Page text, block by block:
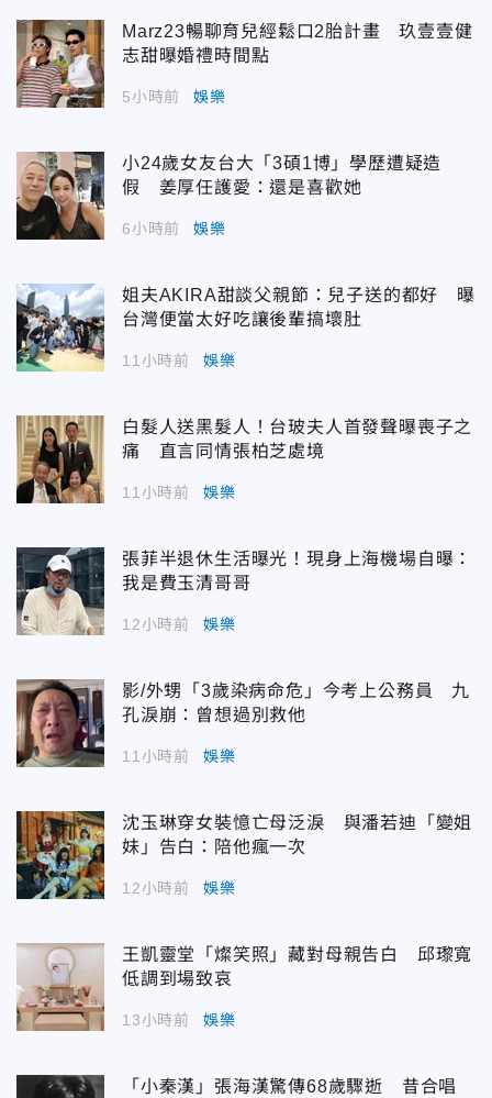
Marz23暢聊育兒經鬆口2胎計畫 玖壹壹健
志甜曝婚禮時間點
5小時前 娛樂
小24歲女友台大「3碩1博」學歷遭疑造
假 姜厚任護愛：還是喜歡她
6小時前 娛樂
姐夫AKIRA甜談父親節：兒子送的都好 曝
台灣便當太好吃讓後輩搞壞肚
11小時前 娛樂
白髮人送黑髮人！台玻夫人首發聲曝喪子之
痛 直言同情張柏芝處境
11小時前 娛樂
張菲半退休生活曝光！現身上海機場自曝：
我是費玉清哥哥
12小時前 娛樂
影/外甥「3歲染病命危」今考上公務員 九
孔淚崩：曾想過別救他
11小時前 娛樂
沈玉琳穿女裝憶亡母泛淚 與潘若迪「變姐
妹」告白：陪他瘋一次
12小時前 娛樂
王凱靈堂「燦笑照」藏對母親告白 邱瓈寬
低調到場致哀
13小時前 娛樂
「小秦漢」張海漢驚傳68歲驟逝 昔合唱